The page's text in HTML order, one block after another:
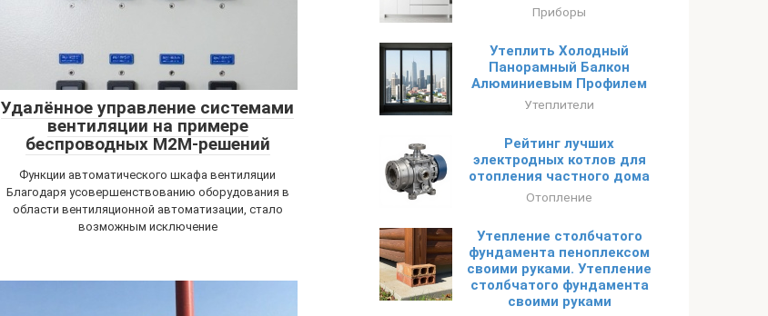
Удалённое управление системами
вентиляции на примере
беспроводных М2М-решений
Функции автоматического шкафа вентиляции
Благодаря усовершенствованию оборудования в
области вентиляционной автоматизации, стало
возможным исключение
Приборы
Утеплить Холодный
Панорамный Балкон
Алюминиевым Профилем
Утеплители
Рейтинг лучших
электродных котлов для
отопления частного дома
Отопление
Утепление столбчатого
фундамента пеноплексом
своими руками. Утепление
столбчатого фундамента
своими руками